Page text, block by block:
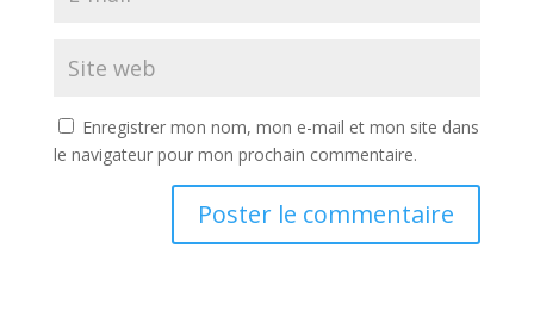
Enregistrer mon nom, mon e-mail et mon site dans
le navigateur pour mon prochain commentaire.